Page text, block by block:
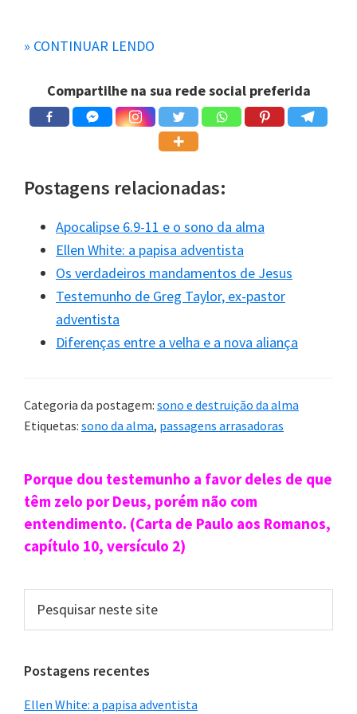
Em particular, quando levamos em conta que Paulo
que o motivo da condição depois da morte ser
melhor do que a vida atual é que nós estamos com
Cristo e o conhecemos.
Se ficássemos repentinamente inconscientes por
ocasião da morte e essa inconsciência durasse até
a ressurreição, não seria melhor continuar nesta
vida? Pelo menos assim teríamos comunhão
consciente com Cristo.
2Coríntios 5.6-8
com o Senhor” e que, portanto, preferia “deixar
este corpo terreno, pois então estaríamos em
Em primeiro lugar, é significativo que ele fale da
possibilidade de estar ausente do corpo. Isso deixa
implícito que nós de fato temos almas que
Em segundo lugar, repare de novo que ele diz que
continuamos existindo entre a morte e a
ressurreição, mas que temos consciência de nossa
» CONTINUAR LENDO
Compartilhe na sua rede social preferida
Postagens relacionadas:
Apocalipse 6.9-11 e o sono da alma
Ellen White: a papisa adventista
Os verdadeiros mandamentos de Jesus
Testemunho de Greg Taylor, ex-pastor
adventista
Diferenças entre a velha e a nova aliança
Categoria da postagem: sono e destruição da alma
Etiquetas: sono da alma, passagens arrasadoras
Sidebar
primária
Porque dou testemunho a favor deles de que
têm zelo por Deus, porém não com
entendimento. (Carta de Paulo aos Romanos,
capítulo 10, versículo 2)
neste
site
Postagens recentes
Ellen White: a papisa adventista